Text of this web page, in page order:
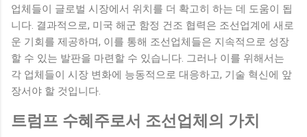
업체들이 글로벌 시장에서 위치를 더 확고히 하는 데 도움이 됩
니다. 결과적으로, 미국 해군 함정 건조 협력은 조선업계에 새로
운 기회를 제공하며, 이를 통해 조선업체들은 지속적으로 성장
할 수 있는 발판을 마련할 수 있습니다. 그러나 이를 위해서는
각 업체들이 시장 변화에 능동적으로 대응하고, 기술 혁신에 앞
장서야 할 것입니다.
트럼프 수혜주로서 조선업체의 가치